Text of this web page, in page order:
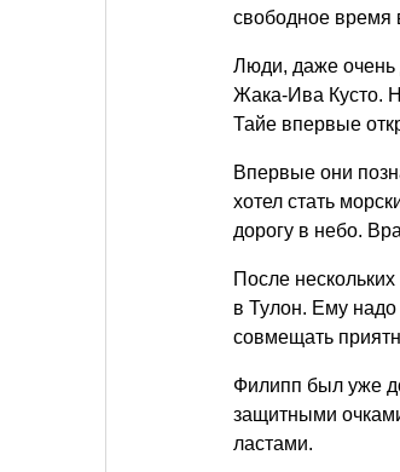
свободное время
Люди, даже очень
Жака-Ива Кусто.
Тайе впервые
Впервые они
хотел стать
дорогу в небо.
После
в Тулон. Ему надо
совмещать
Филипп был уже
защитными
ластами.